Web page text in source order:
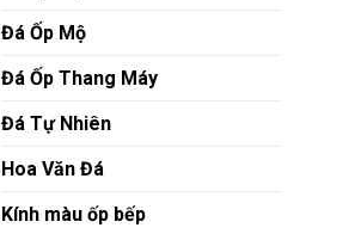
Đá Ốp Mộ
Đá Ốp Thang Máy
Đá Tự Nhiên
Hoa Văn Đá
Kính màu ốp bếp